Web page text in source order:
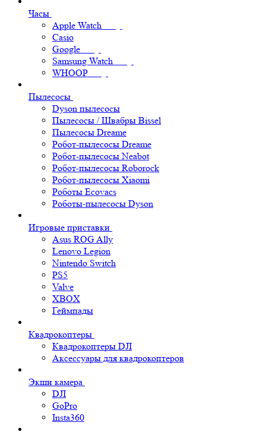
Часы
Apple Watch
Casio
Google
Samsung Watch
WHOOP
Пылесосы
Dyson пылесосы
Пылесосы / Швабры Bissel
Пылесосы Dreame
Робот-пылесосы Dreame
Робот-пылесосы Neabot
Робот-пылесосы Roborock
Робот-пылесосы Xiaomi
Роботы Ecovacs
Роботы-пылесосы Dyson
Игровые приставки
Asus ROG Ally
Lenovo Legion
Nintendo Switch
PS5
Valve
XBOX
Геймпады
Квадрокоптеры
Квадрокоптеры DJI
Аксессуары для квадрокоптеров
Экшн камера
DJI
GoPro
Insta360